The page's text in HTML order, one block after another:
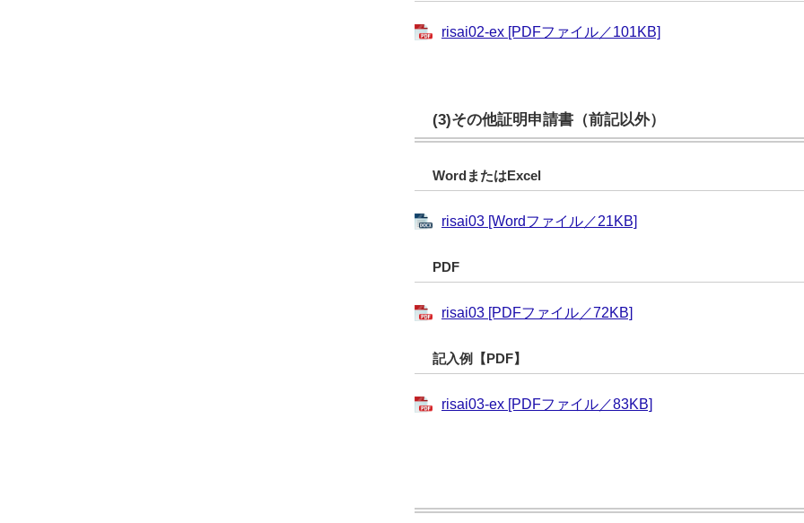
risai02-ex [PDFファイル／101KB]
(3)その他証明申請書（前記以外）
WordまたはExcel
risai03 [Wordファイル／21KB]
PDF
risai03 [PDFファイル／72KB]
記入例【PDF】
risai03-ex [PDFファイル／83KB]